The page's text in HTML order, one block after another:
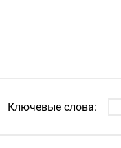
Ключевые слова: